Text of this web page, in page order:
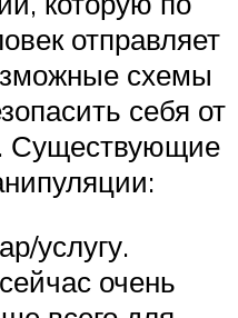
отправляет
схемы
себя от
Существующие
услугу.
очень